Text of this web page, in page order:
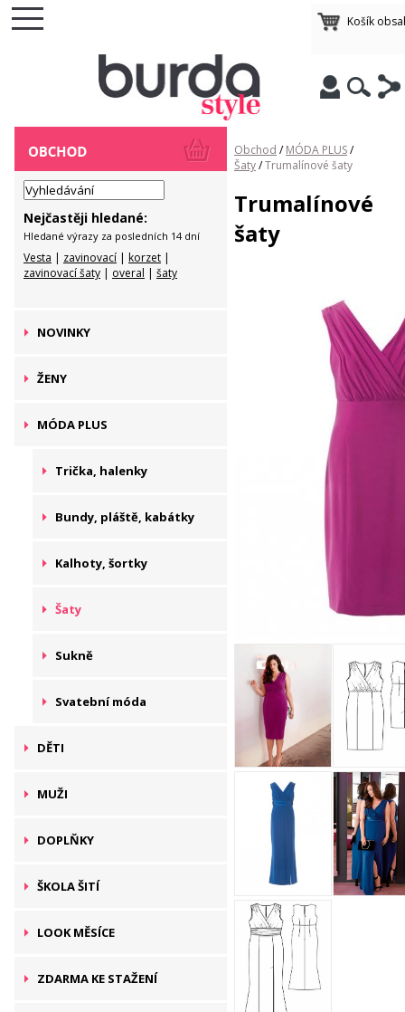
Košík
Nejčastěji hledané:
Hledané výrazy za posledních 14 dní
Vesta | zavinovací | korzet |
zavinovací šaty | overal | šaty
NOVINKY
ŽENY
MÓDA PLUS
Trička, halenky
Bundy, pláště, kabátky
Kalhoty, šortky
Šaty
Sukně
Svatební móda
DĚTI
MUŽI
DOPLŇKY
ŠKOLA ŠITÍ
LOOK MĚSÍCE
ZDARMA KE STAŽENÍ
Obchod / MÓDA PLUS/
Šaty/Trumalínové šaty
Trumalínové
šaty